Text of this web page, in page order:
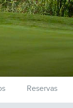
Reservas